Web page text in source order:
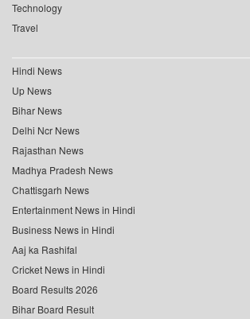
Technology
Travel
Hindi News
Up News
Bihar News
Delhi Ncr News
Rajasthan News
Madhya Pradesh News
Chattisgarh News
Entertainment News in Hindi
Business News in Hindi
Aaj ka Rashifal
Cricket News in Hindi
Board Results 2026
Bihar Board Result